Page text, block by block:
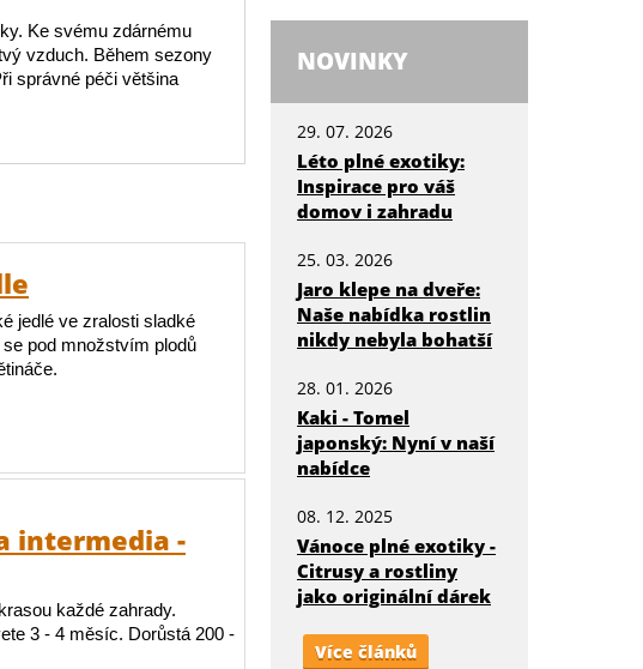
Ke svému zdárnému
vzduch. Během sezony
správné péči většina
jedlé ve zralosti sladké
pod množstvím plodů
intermedia -
každé zahrady.
3 - 4 měsíc. Dorůstá 200 -
NOVINKY
29. 07. 2026
Léto plné exotiky:
Inspirace pro váš
domov i zahradu
25. 03. 2026
Jaro klepe na dveře:
Naše nabídka rostlin
nikdy nebyla bohatší
28. 01. 2026
Kaki - Tomel
japonský: Nyní v naší
nabídce
08. 12. 2025
Vánoce plné exotiky -
Citrusy a rostliny
jako originální dárek
Více článků